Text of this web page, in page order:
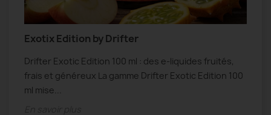
Exotix Edition by Drifter
Drifter Exotic Edition 100 ml : des e-liquides fruités,
frais et généreux La gamme Drifter Exotic Edition 100
ml mise...